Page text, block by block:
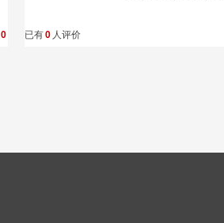
0 已有0 人评价